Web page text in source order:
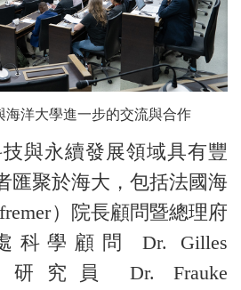
海洋大學進一步的交流與合作
與永續發展領域具有豐
匯聚於海大，包括法國海
）院長顧問暨總理府
科學顧問 Dr. Gilles
研究員 Dr. Frauke